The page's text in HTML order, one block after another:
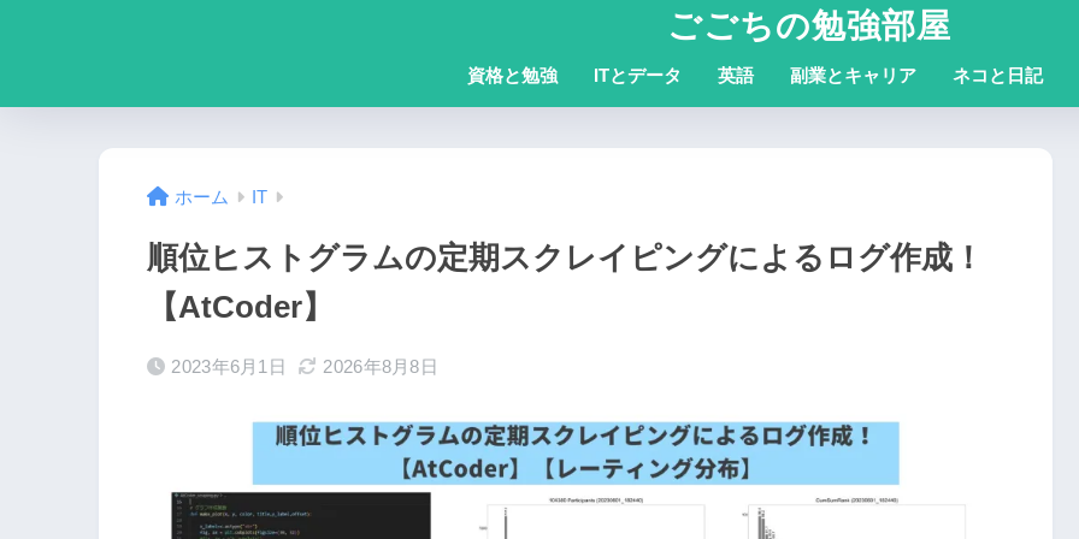
ごごちの勉強部屋
資格と勉強 ITとデータ 英語 副業とキャリア ネコと日記
ホーム IT
順位ヒストグラムの定期スクレイピングによるログ作成！
【AtCoder】
2023年6月1日 2026年8月8日